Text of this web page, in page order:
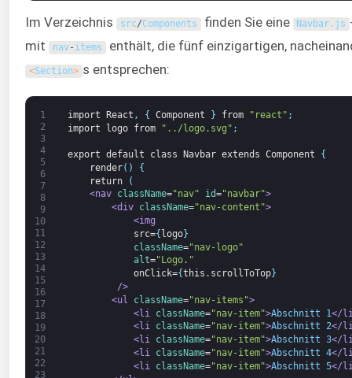
Im Verzeichnis src/Components finden Sie eine Navbar . js
mit
nav- items enthält, die fünf einzigartigen,
<Section> s entsprechen:
1
2
3
4
5
6
7
8
9
10
11
12
13
14
15
16
17
18
19
20
21
22
23
import React , { Component } from "react" ;
import
logo from "../logo.svg" ;
export default class Navbar extends Component
{
render( )
{
return
(
<nav className="nav" id="navbar">
<div className="nav-content">
<img
src={logo}
className="nav-logo"
alt="Logo."
onClick={this . scrollToTop}
/>
<ul
className="nav-items">
<li
className="nav-item">Abschnitt 1</
<li className="nav-item">Abschnitt 2</
<li className="nav-item">Abschnitt 3</
<li className="nav-item">Abschnitt 4</
<li className="nav-item">Abschnitt 5</